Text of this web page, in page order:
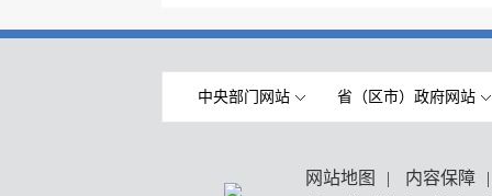
中央部门网站 省（区市）政府网站
网站地图 | 内容保障 |